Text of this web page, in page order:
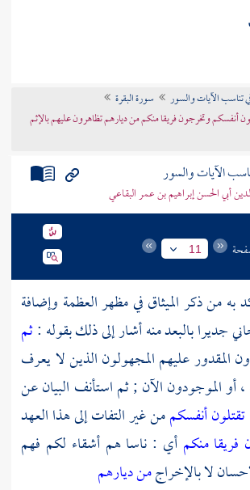
تناسب الآيات والسور
سورة البقرة
أنفسكم وتخرجون فريقا منكم من ديارهم تظاهرون عليهم بالإثم
الآيات والسور
أبي الحسن إبراهيم بن عمر البقاعي
11
به من ذكر الميثاق في مظهر العظمة وإضافة
جديرا بالبعد منه أشار إلى ذلك بقوله :ثم
المقدور عليهم المجهولون الذين لا يعرف
أو الموجودون الآن ; ثم استأنف البيان عن
تقتلون أنفسكممن غير التفات إلى هذا العهد
فريقا منكمأي : ناسا هم أشقاء لكم فهم
لا بالإخراجمن ديارهم